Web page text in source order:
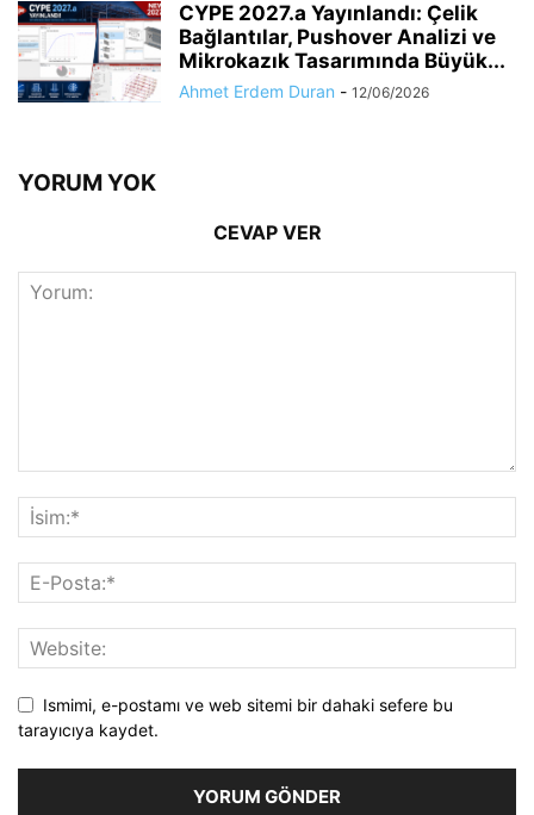
CYPE 2027.a Yayınlandı: Çelik
Bağlantılar, Pushover Analizi ve
Mikrokazık Tasarımında Büyük...
Ahmet Erdem Duran - 12/06/2026
YORUM YOK
CEVAP VER
Ismimi, e-postamı ve web sitemi bir dahaki sefere bu
tarayıcıya kaydet.